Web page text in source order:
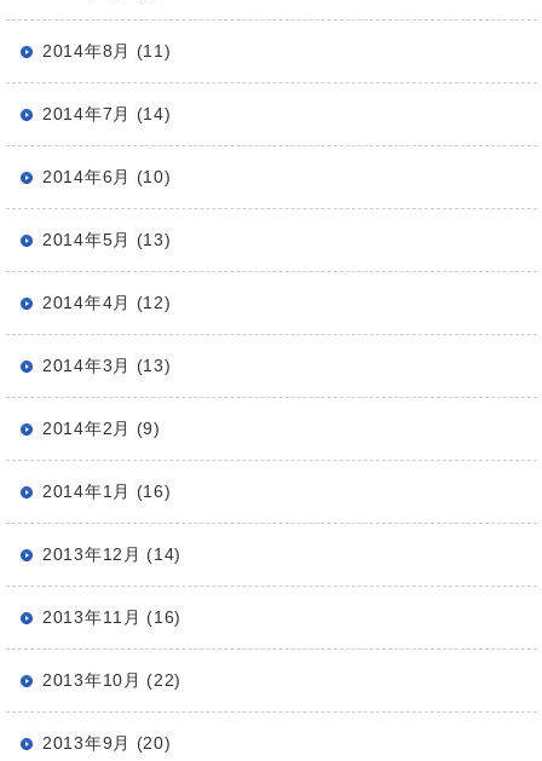
2014年8月 (11)
2014年7月 (14)
2014年6月 (10)
2014年5月 (13)
2014年4月 (12)
2014年3月 (13)
2014年2月 (9)
2014年1月 (16)
2013年12月 (14)
2013年11月 (16)
2013年10月 (22)
2013年9月 (20)